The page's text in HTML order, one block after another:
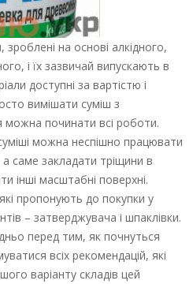
на основі алкідного,
і їх зазвичай випускають в
доступні за вартістю і
вимішати суміш з
можна починати всі роботи.
можна неспішно працювати
саме закладати тріщини в
інші масштабні поверхні.
пропонують до покупки у
– затверджувача і шпаклівки.
перед тим, як почнуться
всіх рекомендацій, які
варіанту складів цей